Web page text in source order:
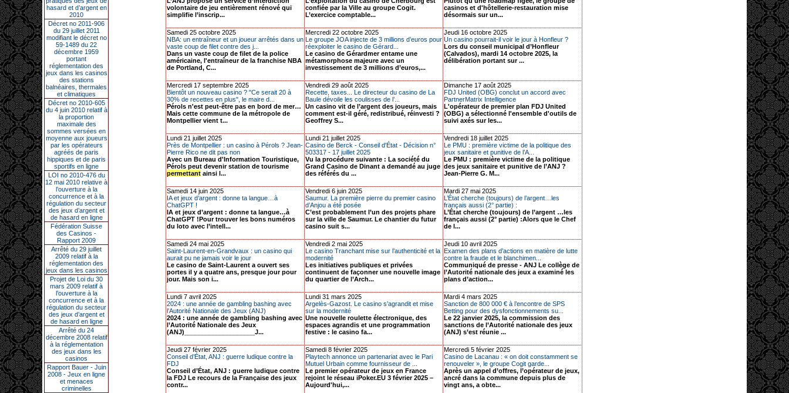
hasard et d’argent en
2010
Décret no 2011-906
du 29 juillet 2011
modifiant le décret no
59-1489 du 22
décembre 1959
portant
réglementation des
jeux dans les casinos
des stations
balnéaires, thermales
et climatiques
Décret no 2010-605
du 4 juin 2010 relatif à
la proportion
maximale des
sommes versées en
moyenne aux joueurs
par les opérateurs
agréés de paris
hippiques et de paris
sportifs en ligne
LOI no 2010-476 du
12 mai 2010 relative à
l’ouverture à la
concurrence et à la
régulation du secteur
des jeux d’argent et
de hasard en ligne
Fédération Suisse
des Casinos -
Rapport 2009
Arrêté du 29 juillet
2009 relatif à la
réglementation des
jeux dans les casinos
Projet de Loi du 30
mars 2009 relatif à
l’ouverture à la
concurrence et à la
régulation du secteur
des jeux d’argent et
de hasard en ligne
Arrêté du 24
décembre 2008 relatif
à la réglementation
des jeux dans les
casinos
Rapport Bauer - Juin
2008 - Jeux en ligne
et menaces
criminelles
volontaire de jeu entièrement rénové qui
simplifie l’inscrip...
confiée par la Ville au groupe Cogit.
L’exercice comptable...
casinos et d'hôtellerie-restauration mise
désormais sur un...
Samedi 25 octobre 2025
NBA: un entraîneur et un joueur arrêtés dans un
vaste coup de filet contre des j...
Dans un vaste coup de filet de la police
américaine, l'entraîneur de la franchise NBA
de Portland, C...
Mercredi 22 octobre 2025
Le groupe JOA injecte de 3 millions d’euros pour
réexploiter le casino de Gérard...
Le casino de Gérardmer entame une
métamorphose majeure avec un
investissement de 3 millions d’euros,...
Jeudi 16 octobre 2025
Un casino pourrait-il voir le jour à Honfleur ?
Lors du conseil municipal d’Honfleur
(Calvados), mardi 14 octobre 2025, la
délibération portant sur ...
Mercredi 17 septembre 2025
Bientôt un nouveau casino ? "Ce serait 20 à
30% de recettes en plus", le maire d...
Pérols n'est peut-être pas en bord de mer…
Mais cette commune de la métropole de
Montpellier vient t...
Vendredi 29 août 2025
Recette, taxes... Le directeur du casino de La
Baule dévoile les coulisses de l’...
Un casino vit de l’argent des joueurs, mais
comment est-il géré, redistribué, réinvesti ?
Geoffrey S...
Dimanche 17 août 2025
FDJ United (OBG) conclut un accord avec
PartnerMatrix Intelligence
L'opérateur de premier plan FDJ United
(OBG) a sélectionné l'ensemble d'outils de
suivi axés sur les...
Lundi 21 juillet 2025
Près de Montpellier : un casino à Pérols ? Jean-
Pierre Rico ne dit pas non
Avec un Bureau d'Information Touristique,
Pérols peut devenir station de tourisme
permettant ainsi l...
Lundi 21 juillet 2025
Casino de Berck - Conseil d'État - Décision n°
503317 - 17 juillet 2025
Vu la procédure suivante : La société du
Grand Casino de Dinant a demandé au juge
des référés du ...
Vendredi 18 juillet 2025
Le PMU : première victime de la politique des
jeux sanitaire et punitive de l’A...
Le PMU : première victime de la politique
des jeux sanitaire et punitive de l’ANJ ?
Jean-Pierre G. M...
Samedi 14 juin 2025
IA et jeux d’argent : donne ta langue…à
ChatGPT !
IA et jeux d’argent : donne ta langue…à
ChatGPT !Pour trouver les bons numéros
du loto avec l’intell...
Vendredi 6 juin 2025
Saumur. La première pierre du premier casino
d’Anjou a été posée
C’est probablement l’un des projets phare
sur la ville de Saumur. Le chantier du futur
casino suit s...
Mardi 27 mai 2025
L’État cherche (toujours) de l’argent…les
français aussi (2° partie) :
L’État cherche (toujours) de l’argent …les
français aussi (2° partie) :Alors que le Chef
de l...
Samedi 24 mai 2025
Saint-Laurent-en-Grandvaux : un casino qui
aurait pu ne jamais voir le jour
Le casino de Saint-Laurent a ouvert ses
portes il y a quatre ans, presque jour pour
jour. Mais son i...
Vendredi 2 mai 2025
Le casino Tranchant mise sur l’authenticité et la
modernité
Les initiatives publiques et privées
continuent de façonner une nouvelle image
du quartier de l’Arch...
Jeudi 10 avril 2025
Examen des plans d’actions en matière de lutte
contre la fraude et le blanchimen...
Communiqué de presse - ANJ Le collège de
l’Autorité nationale des jeux a examiné les
plans d’action...
Lundi 7 avril 2025
2024 : une année de gambling bashing avec
l’Autorité Nationale des Jeux (ANJ)
2024 : une année de gambling bashing avec
l’Autorité Nationale des Jeux
(ANJ)____________________J...
Lundi 31 mars 2025
Argelès-Gazost. Le casino s’agrandit et mise
sur la modernité
Une nouvelle roulette électronique, des
espaces agrandis et une programmation
festive : le casino fa...
Mardi 4 mars 2025
Sanction de 800 000 € à l’encontre de SPS
Betting pour des dysfonctionnements su...
Le 22 janvier 2025, la commission des
sanctions de l’Autorité nationale des jeux
(ANJ) s’est réunie ...
Jeudi 27 février 2025
Conseil d’État, ANJ : guerre ludique contre la
FDJ
Conseil d’État, ANJ : guerre ludique contre
la FDJ Le recours de la Française des jeux
contr...
Samedi 8 février 2025
Playtech annonce un partenariat avec le Pari
Mutuel Urbain comme fournisseur de ...
Le premier opérateur de jeux en France
rejoint le réseau iPoker.EU 3 février 2025 –
Aujourd'hui,...
Mercredi 5 février 2025
Casino de Lacanau : « on doit constamment se
renouveler », le groupe Cogit garde...
Après un appel d’offres, l’opérateur de jeux,
ancré dans la commune depuis plus de
vingt ans, a obte...